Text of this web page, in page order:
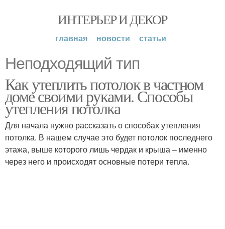
ИНТЕРЬЕР И ДЕКОР
главная новости статьи
Неподходящий тип
Как утеплить потолок в частном
доме своими руками. Способы
утепления потолка
Для начала нужно рассказать о способах утепления
потолка. В нашем случае это будет потолок последнего
этажа, выше которого лишь чердак и крыша – именно
через него и происходят основные потери тепла.